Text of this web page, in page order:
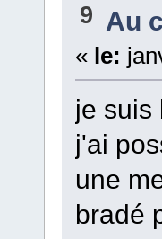
9 Au
« le:
je suis
j'ai
une
bradé